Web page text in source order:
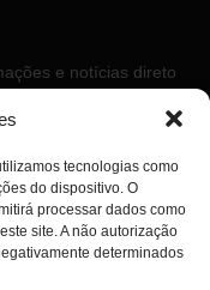
tecnologias como
do dispositivo. O
processar dados como
site. A não autorização
determinados
e notícias direto